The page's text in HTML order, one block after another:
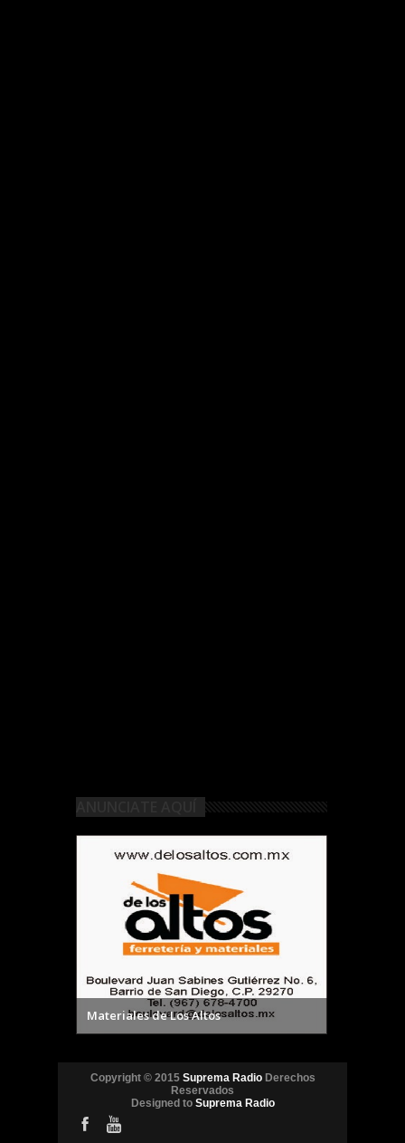
Materiales de Los Altos
Copyright © 2015 Suprema Radio Derechos
Reservados
Designed to Suprema Radio